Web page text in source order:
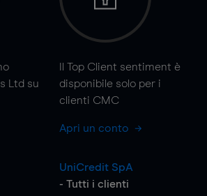
Ltd su
Il Top Client sentiment è
disponibile solo per i
clienti CMC
Apri un conto
UniCredit SpA
- Tutti i clienti